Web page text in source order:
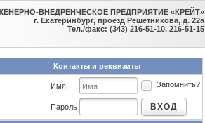
ВНЕДРЕНЧЕСКОЕ ПРЕДПРИЯТИЕ «КРЕЙТ»
г. Екатеринбург, проезд Решетникова, д. 22а
Тел./факс: (343) 216-51-10, 216-51-15
Контакты и реквизиты
Имя Запомнить?
Пароль ВХОД